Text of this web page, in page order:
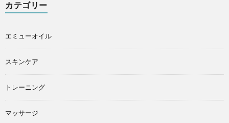
カテゴリー
エミューオイル
スキンケア
トレーニング
マッサージ